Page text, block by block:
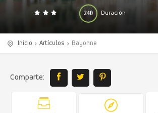
Duración
240
0 140
Inicio Artículos Bayonne
Comparte: